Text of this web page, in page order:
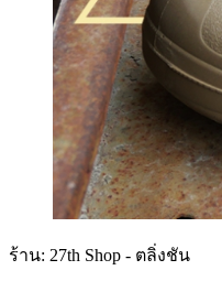
ร้าน: 27th Shop - ตลิ่งชัน